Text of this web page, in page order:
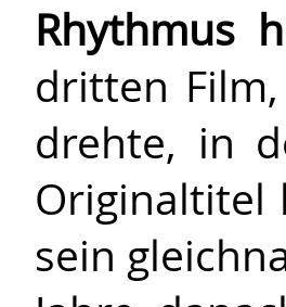
Rhythmus
dritten
drehte, in
Originaltitel
sein